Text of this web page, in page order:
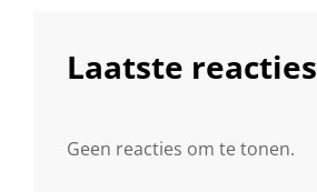
Laatste reacties
Geen reacties om te tonen.